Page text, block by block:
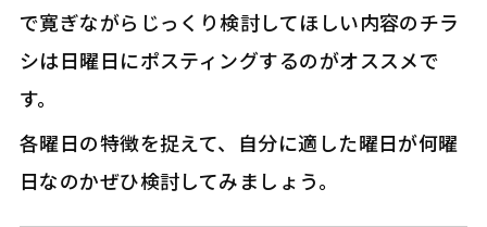
で寛ぎながらじっくり検討してほしい内容のチラ
シは日曜日にポスティングするのがオススメで
す。
各曜日の特徴を捉えて、自分に適した曜日が何曜
日なのかぜひ検討してみましょう。